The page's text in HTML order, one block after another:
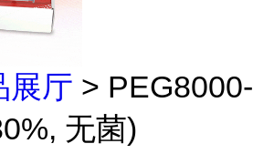
展厅 > PEG8000-
无菌)